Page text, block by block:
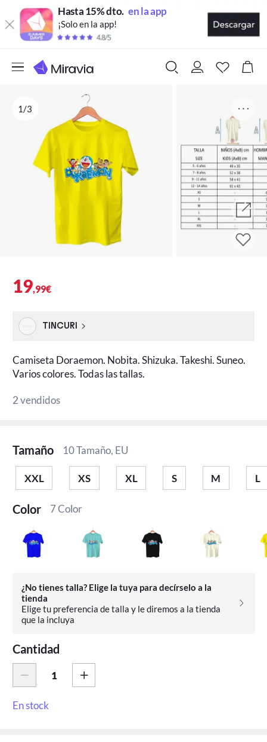
Hasta 15% dto. en la app
¡Solo en la app!
1/3
19,99€
TINCURI
Camiseta Doraemon. Nobita. Shizuka. Takeshi. Suneo.
Varios colores. Todas las tallas.
2 vendidos
Tamaño 10 Tamaño, EU
XXL XS XL S M L
Color 7 Color
¿No tienes talla? Elige la tuya para decírselo a la
tienda
Elige tu preferencia de talla y le diremos a la tienda
que la incluya
Cantidad
En stock